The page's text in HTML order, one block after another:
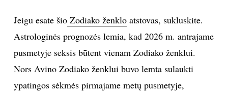
TEATRAS
SPORTAS
Jeigu esate šioZodiako ženkloatstovas, sukluskite.
Astrologinės prognozės lemia, kad 2026 m. antrajame
pusmetyje seksis būtent vienam Zodiako ženklui.
Nors Avino Zodiako ženklui buvo lemta sulaukti
ypatingos sėkmės pirmajame metų pusmetyje,